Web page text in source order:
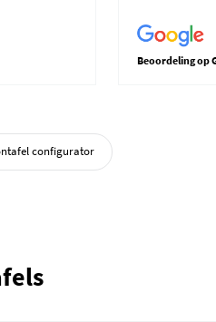
Beoordeling op
configurator